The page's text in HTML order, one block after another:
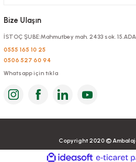
Ambalaj Kağıdı Şamua 25x35 cm 10
Stok Kodu 0374.5
Sepete Ekle
Bize Ulaşın
İSTOÇ ŞUBE:Mahmutbey mah. 2433 sok.
0555 165 10 25
0506 527 60 94
Whatsapp için tıkla
Copyright 2020 ©
ideasoft